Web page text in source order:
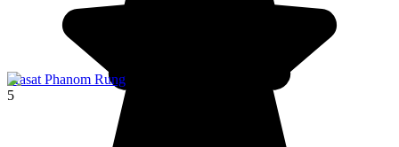
Prasat Phanom Rung
5